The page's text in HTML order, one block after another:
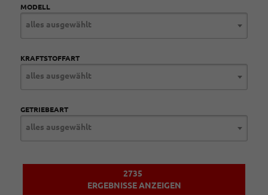
MODELL
alles ausgewählt
KRAFTSTOFFART
alles ausgewählt
GETRIEBEART
alles ausgewählt
2735
ERGEBNISSE ANZEIGEN